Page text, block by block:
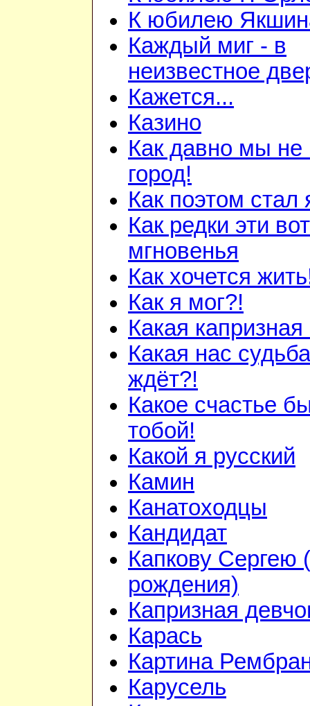
К юбилею
Каждый миг - в
неизвестное
Кажется...
Казино
Как давно мы не
город!
Как поэтом
Как редки эти вот
мгновенья
Как хочется
Как я мог?!
Какая
Какая нас
ждёт?!
Какое счастье
тобой!
Какой я русский
Камин
Канатоходцы
Кандидат
Капкову
рождения)
Капризная
Карась
Картина
Карусель